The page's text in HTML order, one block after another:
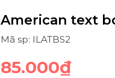
American text
Mã sp: ILATBS2
85.000₫